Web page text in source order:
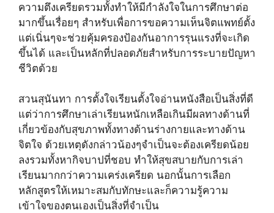
ความตึงเครียดรวมทั้งทำให้มีกำลังใจในการศึกษาต่อ
มากขึ้นเรื่อยๆ สำหรับเพื่อการขอความเห็นจิตแพทย์ตั้ง
แต่เนิ่นๆจะช่วยคุ้มครองป้องกันอาการรุนแรงที่จะเกิด
ขึ้นได้ และเป็นหลักที่ปลอดภัยสำหรับการระบายปัญหา
ชีวิตด้วย
สวนสุนันทา การตั้งใจเรียนตั้งใจอ่านหนังสือเป็นสิ่งที่ดี
แต่ว่าการศึกษาเล่าเรียนหนักเหลือเกินมีผลทางด้านที่
เกี่ยวข้องกับสุขภาพทั้งทางด้านร่างกายและทางด้าน
จิตใจ ด้วยเหตุดังกล่าวน้องๆจำเป็นจะต้องเครียดน้อย
ลงรวมทั้งหากิจบาปที่ชอบ ทำให้สุขสบายกับการเล่า
เรียนมากกว่าความเคร่งเครียด นอกนั้นการเลือก
หลักสูตรให้เหมาะสมกับทักษะและก็ความรู้ความ
เข้าใจของตนเองเป็นสิ่งที่จำเป็น